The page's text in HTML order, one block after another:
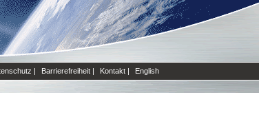
| Barrierefreiheit | Kontakt | English